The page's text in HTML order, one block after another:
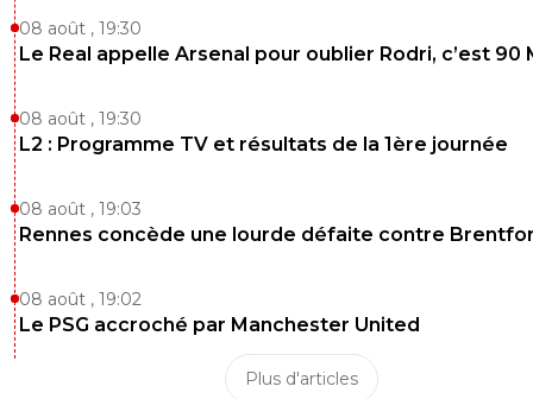
08 août , 19:30
Le Real appelle Arsenal pour oublier Rodri, c’est 90
08 août , 19:30
L2 : Programme TV et résultats de la 1ère journée
08 août , 19:03
Rennes concède une lourde défaite contre
08 août , 19:02
Le PSG accroché par Manchester United
Plus d'articles